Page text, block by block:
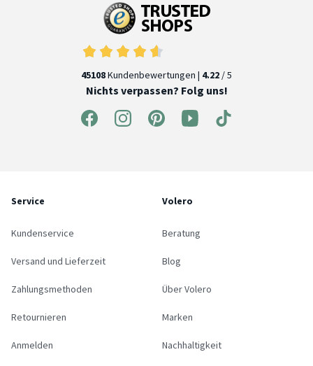
45108Kundenbewertungen | 4.22 / 5
Nichts verpassen? Folg uns!
Service
Kundenservice
Versand und Lieferzeit
Zahlungsmethoden
Retournieren
Anmelden
Volero
Beratung
Blog
Über Volero
Marken
Nachhaltigkeit